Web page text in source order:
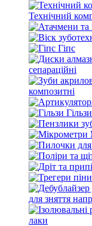
Технічний
Гіпс
сепараційні
композитні
Гільзи
для зняття
лаки